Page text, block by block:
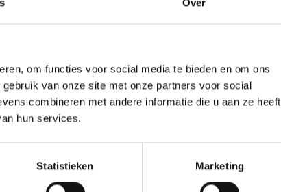
Over
om functies voor social media te bieden en om ons
van onze site met onze partners voor social
combineren met andere informatie die u aan ze heeft
hun services.
Statistieken Marketing
1 2 3 › »